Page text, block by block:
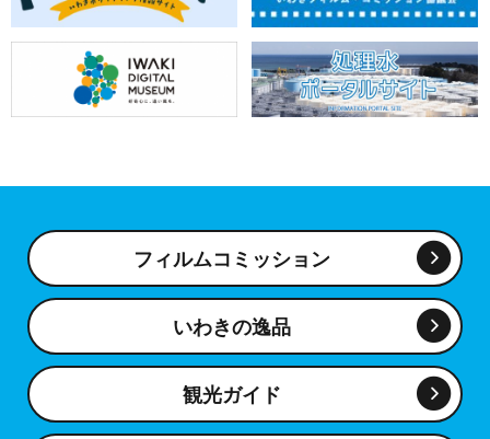
フィルムコミッション
いわきの逸品
観光ガイド